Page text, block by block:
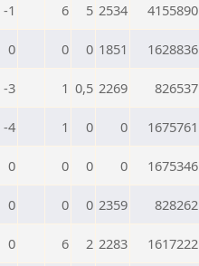
-1 6 5 2534 4155890
0 0 0 1851 1628836
-3 1 0,5 2269 826537
-4 1 0 0 1675761
0 0 0 0 1675346
0 0 0 2359 828262
0 6 2 2283 1617222